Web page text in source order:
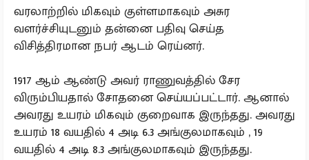
வரலாற்றில் மிகவும் குள்ளமாகவும் அசுர
வளர்ச்சியுடனும் தன்னை பதிவு செய்த
விசித்திரமான நபர் ஆடம் ரெய்னர்.
1917 ஆம் ஆண்டு அவர் ராணுவத்தில் சேர
விரும்பியதால் சோதனை செய்யப்பட்டார். ஆனால்
அவரது உயரம் மிகவும் குறைவாக இருந்தது. அவரது
உயரம் 18 வயதில் 4 அடி 6.3 அங்குலமாகவும் , 19
வயதில் 4 அடி 8.3 அங்குலமாகவும் இருந்தது.